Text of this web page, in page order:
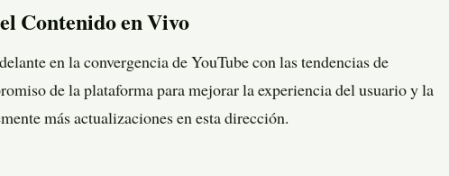
Contenido en Vivo
en la convergencia de YouTube con las tendencias de
de la plataforma para mejorar la experiencia del usuario y la
más actualizaciones en esta dirección.